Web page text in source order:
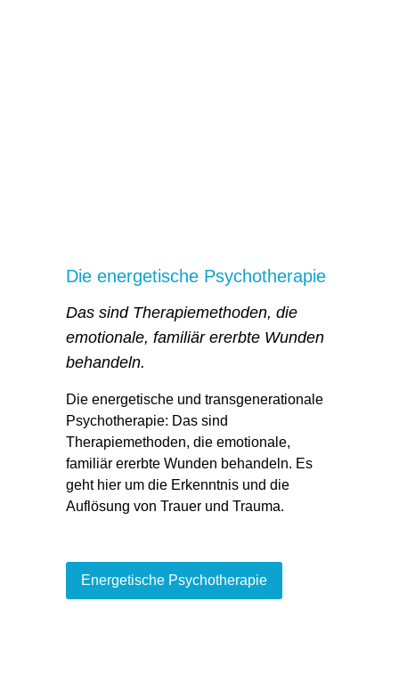
Die energetische Psychotherapie
Das sind Therapiemethoden, die
emotionale, familiär ererbte Wunden
behandeln.
Die energetische und transgenerationale
Psychotherapie: Das sind
Therapiemethoden, die emotionale,
familiär ererbte Wunden behandeln. Es
geht hier um die Erkenntnis und die
Auflösung von Trauer und Trauma.
Energetische Psychotherapie